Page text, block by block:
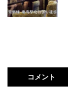
コメント